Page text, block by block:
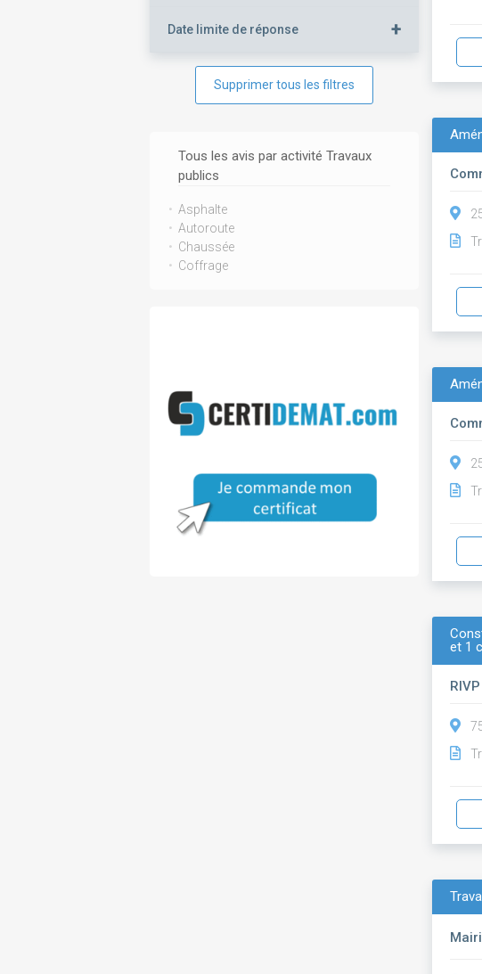
Date limite de réponse +
Supprimer tous les filtres
Tous les avis par activité Travaux
publics
Asphalte
Autoroute
Chaussée
Coffrage
et 1
RIVP